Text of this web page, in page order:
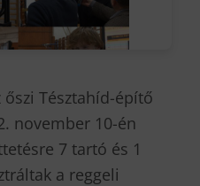
Tésztahíd-építő
november 10-én
7 tartó és 1
a reggeli